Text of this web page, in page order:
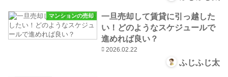
マンションの売却
一旦売却して賃貸に引っ越した
い！どのようなスケジュールで
進めれば良い？
2026.02.22
ふじふじ太